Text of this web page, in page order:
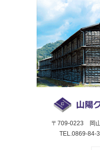
〒709-0223 岡
TEL.0869-84-